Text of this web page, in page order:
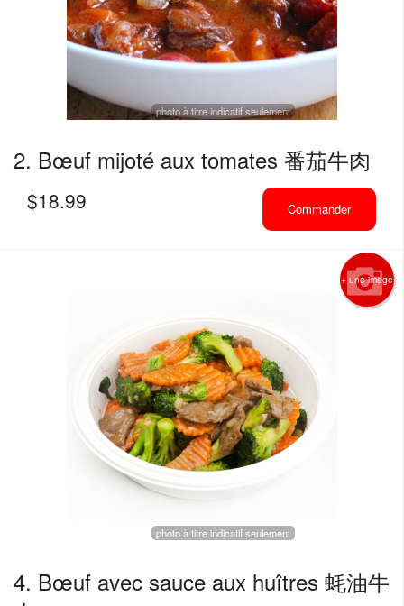
photo à titre indicatif seulement
2. Bœuf mijoté aux tomates 番茄牛肉
$18.99 Commander
+ une image
photo à titre indicatif seulement
4. Bœuf avec sauce aux huîtres 蚝油牛